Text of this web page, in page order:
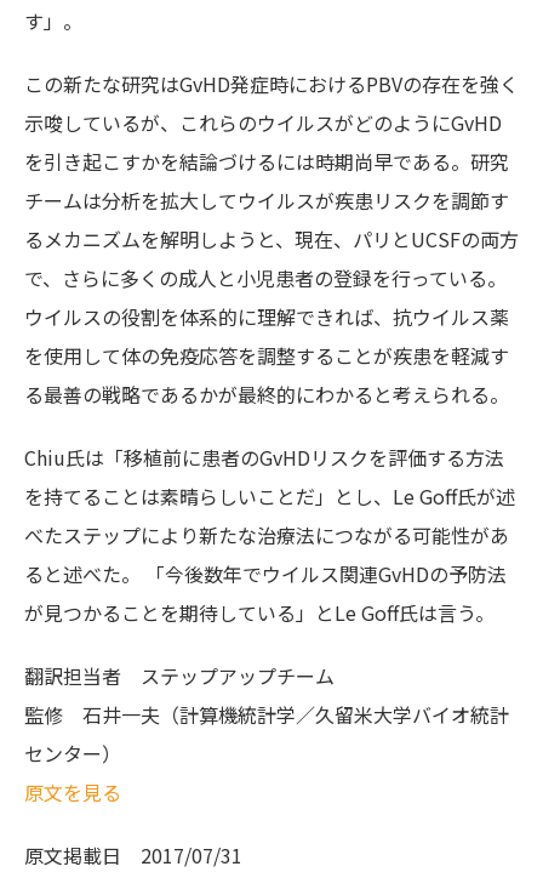
す」。
この新たな研究はGvHD発症時におけるPBVの存在を強く
示唆しているが、これらのウイルスがどのようにGvHD
を引き起こすかを結論づけるには時期尚早である。研究
チームは分析を拡大してウイルスが疾患リスクを調節す
るメカニズムを解明しようと、現在、パリとUCSFの両方
で、さらに多くの成人と小児患者の登録を行っている。
ウイルスの役割を体系的に理解できれば、抗ウイルス薬
を使用して体の免疫応答を調整することが疾患を軽減す
る最善の戦略であるかが最終的にわかると考えられる。
Chiu氏は「移植前に患者のGvHDリスクを評価する方法
を持てることは素晴らしいことだ」とし、Le Goff氏が述
べたステップにより新たな治療法につながる可能性があ
ると述べた。 「今後数年でウイルス関連GvHDの予防法
が見つかることを期待している」とLe Goff氏は言う。
翻訳担当者 ステップアップチーム
監修 石井一夫（計算機統計学／久留米大学バイオ統計
センター）
原文を見る
原文掲載日 2017/07/31